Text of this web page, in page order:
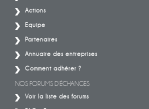
Actions
Equipe
Partenaires
Annuaire des entreprises
Comment adhérer ?
NOS FORUMS D’ÉCHANGES
Voir la liste des forums